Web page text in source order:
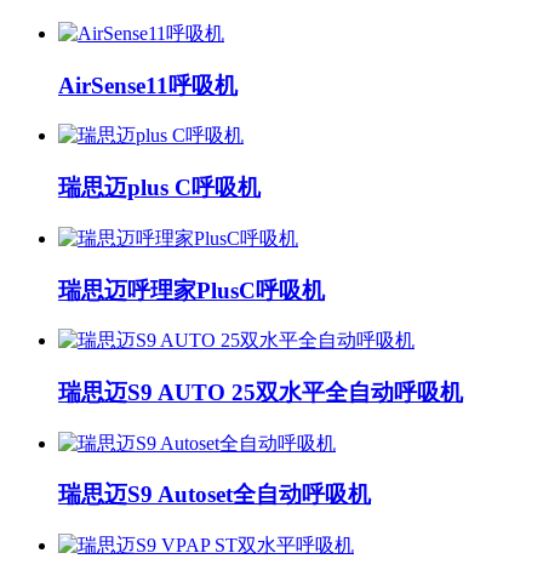
AirSense11呼吸机
瑞思迈plus C呼吸机
瑞思迈呼理家PlusC呼吸机
瑞思迈S9 AUTO 25双水平全自动呼吸机
瑞思迈S9 Autoset全自动呼吸机